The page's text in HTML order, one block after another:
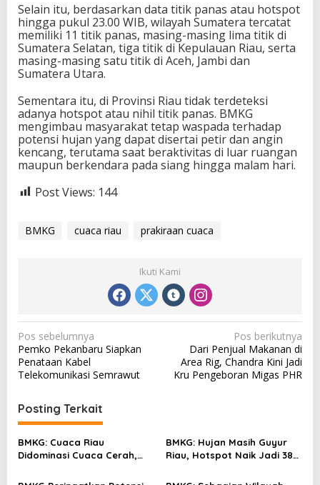
Selain itu, berdasarkan data titik panas atau hotspot
hingga pukul 23.00 WIB, wilayah Sumatera tercatat
memiliki 11 titik panas, masing-masing lima titik di
Sumatera Selatan, tiga titik di Kepulauan Riau, serta
masing-masing satu titik di Aceh, Jambi dan
Sumatera Utara.
Sementara itu, di Provinsi Riau tidak terdeteksi
adanya hotspot atau nihil titik panas. BMKG
mengimbau masyarakat tetap waspada terhadap
potensi hujan yang dapat disertai petir dan angin
kencang, terutama saat beraktivitas di luar ruangan
maupun berkendara pada siang hingga malam hari.
Post Views: 144
BMKG cuaca riau prakiraan cuaca
Ikuti Kami
N
a
v
g
a
s
Pos sebelumnya
Pemko Pekanbaru Siapkan
Penataan Kabel
Telekomunikasi Semrawut
Pos berikutnya
Dari Penjual Makanan di
Area Rig, Chandra Kini Jadi
Kru Pengeboran Migas PHR
Posting Terkait
BMKG: Cuaca Riau
Didominasi Cuaca Cerah,
BMKG: Hujan Masih Guyur
Riau, Hotspot Naik Jadi 38